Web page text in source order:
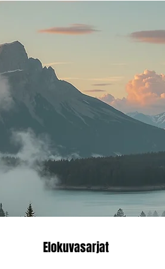
Heading 1
Elokuvasarjat